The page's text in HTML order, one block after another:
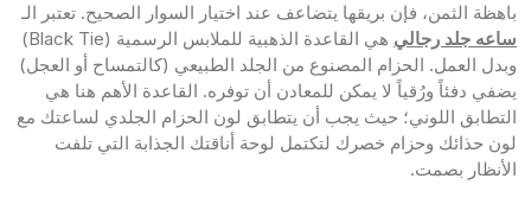
باهظة الثمن، فإن بريقها يتضاعف عند اختيار السوار الصحيح. تعتبر الـ
ساعه جلد رجالي
هي القاعدة الذهبية للملابس الرسمية (Black Tie)
وبدل العمل. الحزام المصنوع من الجلد الطبيعي (كالتمساح أو العجل)
يضفي دفئاً ورُقياً لا يمكن للمعادن أن توفره. القاعدة الأهم هنا هي
التطابق اللوني؛ حيث يجب أن يتطابق لون الحزام الجلدي لساعتك مع
لون حذائك وحزام خصرك لتكتمل لوحة أناقتك الجذابة التي تلفت
الأنظار بصمت.